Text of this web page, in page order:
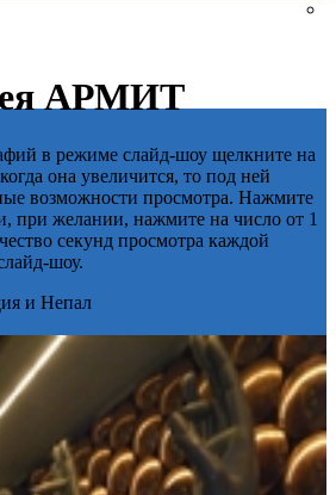
АРМИТ
в режиме слайд-шоу щелкните на
она увеличится, то под ней
возможности просмотра. Нажмите
при желании, нажмите на число от 1
секунд просмотра каждой
шоу.
и Непал